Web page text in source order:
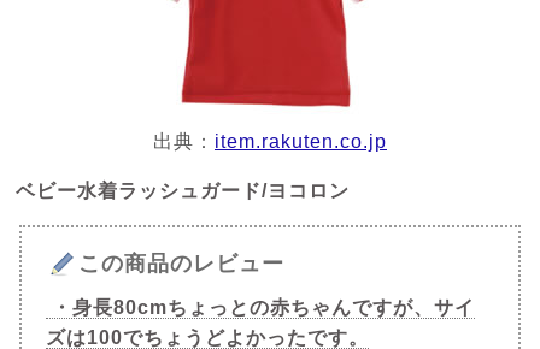
出典： item.rakuten.co.jp
ベビー水着ラッシュガード/ヨコロン
この商品のレビュー
・身長80cmちょっとの赤ちゃんですが、サイ
ズは100でちょうどよかったです。